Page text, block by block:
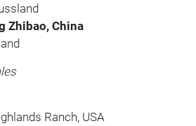
Zhibao, China
Ranch, USA